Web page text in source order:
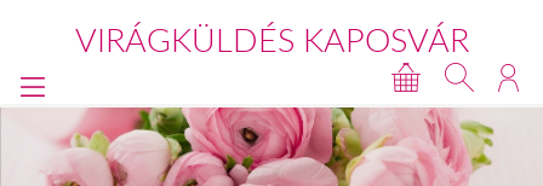
VIRÁGKÜLDÉS KAPOSVÁR